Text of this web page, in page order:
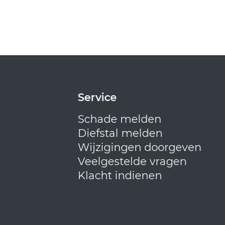
Service
Schade melden
Diefstal melden
Wijzigingen doorgeven
Veelgestelde vragen
Klacht indienen